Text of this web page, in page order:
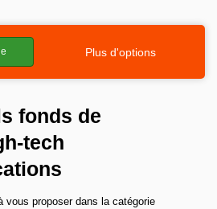
Plus d'options
fonds de
tech
vous proposer dans la catégorie